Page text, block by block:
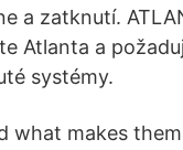
a zatknutí.
Atlanta a
systémy.
what makes